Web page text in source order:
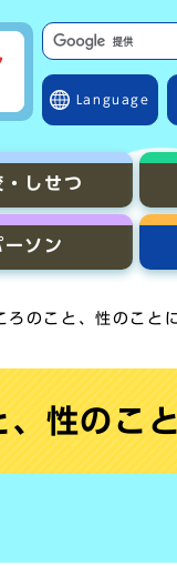
サイト内検索の
Language
・しせつ
ーソン
のこと、性のこと
性のこ